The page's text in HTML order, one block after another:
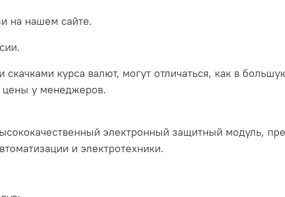
на нашем сайте.
курса валют, могут отличаться, как в
цены у менеджеров.
электронный защитный модуль,
и электротехники.